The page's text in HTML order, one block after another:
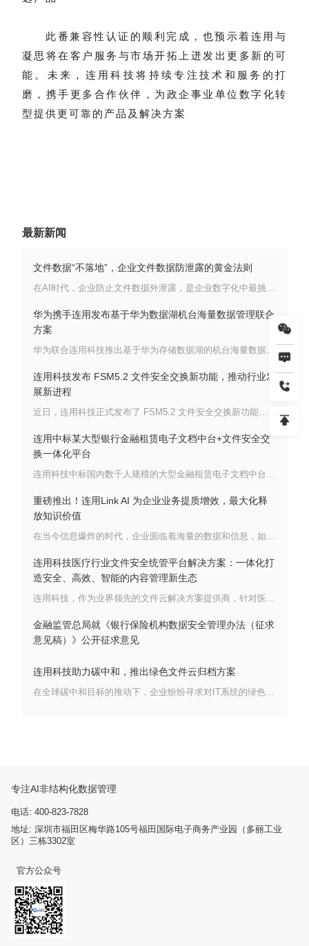
此番兼容性认证的顺利完成，也预示着连用与
凝思将在客户服务与市场开拓上迸发出更多新的可
能。未来，连用科技将持续专注技术和服务的打
磨，携手更多合作伙伴，为政企事业单位数字化转
型提供更可靠的产品及解决方案
最新新闻
文件数据“不落地”，企业文件数据防泄露的黄金法则
在AI时代，企业防止文件数据外泄露，是企业数字化中最挑战的难题之一。很多企业是上了数据DLP、终端DLP、云桌面等一系列的安全措施，但是企业的数据仍然每天都在外泄露。连用科技结合客户的实际应用场景，LFC 5.2提供了二种“数据不落地”模式 ：1、文件外链+WEB在线文档模式; 2、文件安全沙箱模式 。
华为携手连用发布基于华为数据湖机台海量数据管理联合
方案
华为联合连用科技推出基于华为存储数据湖的机台海量数据管理联合方案，融合华为在大数据、分布式存储、AI算法等ICT领域的领先技术和连用科技在数据归档应用系统方面的专长。联合方案旨在为制造业客户提供一个全面高效的工业智能化质检平台，以提升生产质量和质检效率，加速产线数字化转型。
连用科技发布 FSM5.2 文件安全交换新功能，推动行业发
展新进程
近日，连用科技正式发布了 FSM5.2 文件安全交换新功能，这一重大举措为文件安全交换领域带来了全新的突破与变革，将对数据安全管理与高效传输产生深远影响。
连用中标某大型银行金融租赁电子文档中台+文件安全交
换一体化平台
连用科技中标国内数千人规模的大型金融租赁电子文档中台和跨网文件安全交换一体化平台，助力企业实现高效安全的跨网文件交换管理与全球化办公协作。
重磅推出！连用Link AI 为企业业务提质增效，最大化释
放知识价值
在当今信息爆炸的时代，企业面临着海量的数据和信息，如何有效地管理和利用这些知识资产成为一大挑战。然而，传统的搜索技术常常因只能进行关键字查询而无法满足对文档深层次理解的需求。
连用科技医疗行业文件安全统管平台解决方案：一体化打
造安全、高效、智能的内容管理新生态
连用科技，作为业界领先的文件云解决方案提供商，针对医疗行业复杂多变的文件管理需求，倾力推出医疗行业文件安全统管平台解决方案。该方案依托连用科技文件云四大基础平台能力——统一存储管理、统一文件资产空间管理、统一内容计算能力、统一文件安全合规管控能力，实现了安全办公云盘应用、生产云盘空间应用以及医疗行业内容管理应用的高度集成与无缝对接，为医疗行业构建了一个安全、高效、智能化的内容管理新生态。
金融监管总局就《银行保险机构数据安全管理办法（征求
意见稿）》公开征求意见
连用科技助力碳中和，推出绿色文件云归档方案
在全球碳中和目标的推动下，企业纷纷寻求对IT系统的绿色改造，以减少碳足迹，提升能源效率。在此背景下，连用科技适时推出了一款专为实现绿色环保、节能降耗而设计的文件云归档方案。该方案凭借其独特的技术特色与显著的经济效益，为企业数据存储管理提供了兼顾环保与成本效益的理想路径
专注AI非结构化数据管理
电话: 400-823-7828
地址: 深圳市福田区梅华路105号福田国际电子商务产业园（多丽工业
区）三栋3302室
官方公众号